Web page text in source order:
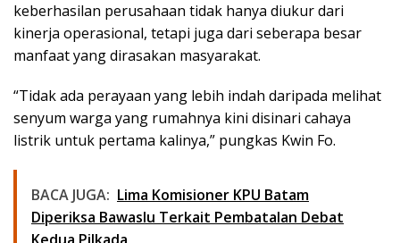
keberhasilan perusahaan tidak hanya diukur dari
kinerja operasional, tetapi juga dari seberapa besar
manfaat yang dirasakan masyarakat.
“Tidak ada perayaan yang lebih indah daripada melihat
senyum warga yang rumahnya kini disinari cahaya
listrik untuk pertama kalinya,” pungkas Kwin Fo.
BACA JUGA: Lima Komisioner KPU Batam
Diperiksa Bawaslu Terkait Pembatalan Debat